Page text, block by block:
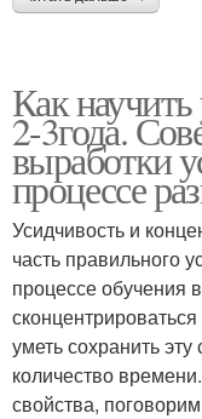
Как
2-3года.
выработки
процессе
Усидчивость и
часть правильного
процессе обучения
уметь сохранить
количество
свойства,